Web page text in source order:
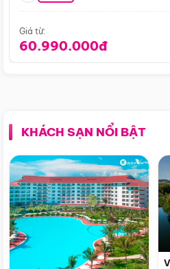
Giá từ:
60.990.000đ
KHÁCH SẠN NỔI BẬT